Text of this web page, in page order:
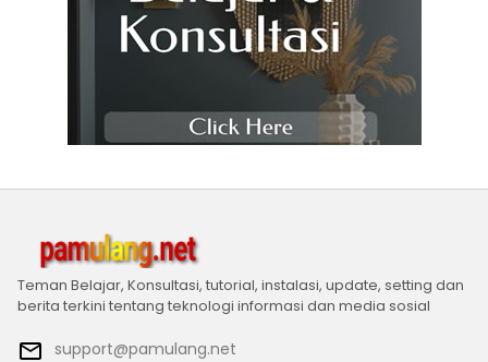
Teman Belajar, Konsultasi, tutorial, instalasi, update, setting dan
berita terkini tentang teknologi informasi dan media sosial
support@pamulang.net